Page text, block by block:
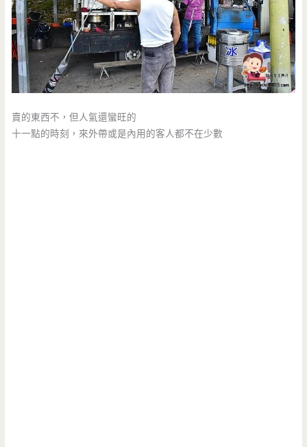
賣的東西不，但人氣還蠻旺的
十一點的時刻，來外帶或是內用的客人都不在少數